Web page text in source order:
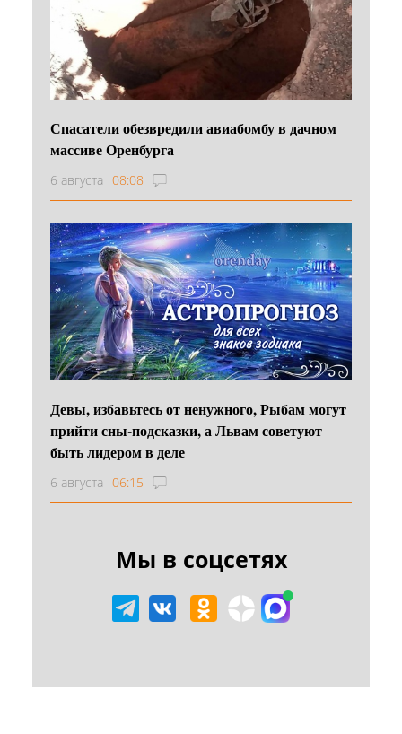
Спасатели обезвредили авиабомбу в дачном
массиве Оренбурга
6 августа 08:08
Девы, избавьтесь от ненужного, Рыбам могут
прийти сны-подсказки, а Львам советуют
быть лидером в деле
6 августа 06:15
Мы в соцсетях